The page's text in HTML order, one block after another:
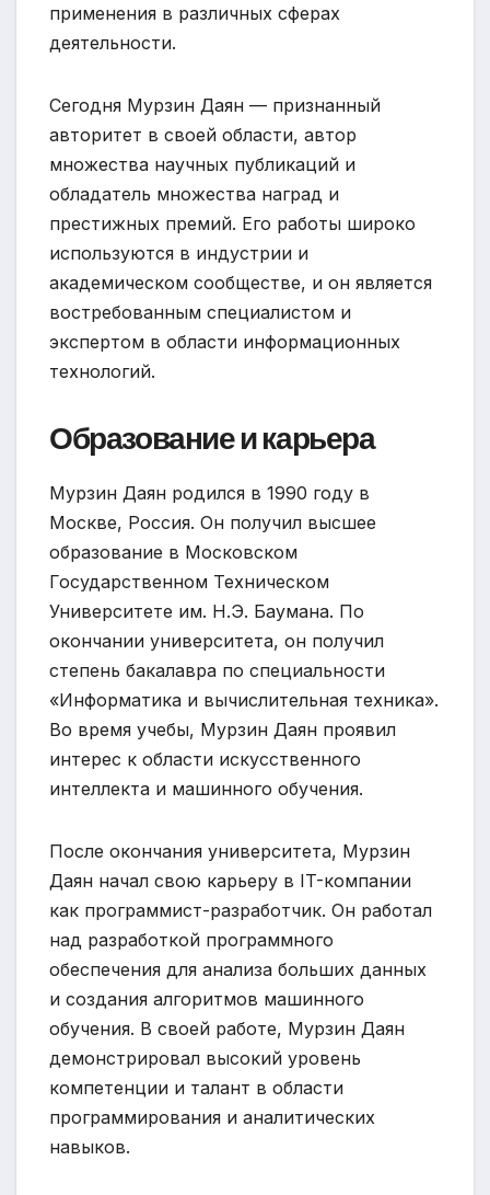
применения в различных сферах
деятельности.
Сегодня Мурзин Даян — признанный
авторитет в своей области, автор
множества научных публикаций и
обладатель множества наград и
престижных премий. Его работы широко
используются в индустрии и
академическом сообществе, и он является
востребованным специалистом и
экспертом в области информационных
технологий.
Образование и карьера
Мурзин Даян родился в 1990 году в
Москве, Россия. Он получил высшее
образование в Московском
Государственном Техническом
Университете им. Н.Э. Баумана. По
окончании университета, он получил
степень бакалавра по специальности
«Информатика и вычислительная техника».
Во время учебы, Мурзин Даян проявил
интерес к области искусственного
интеллекта и машинного обучения.
После окончания университета, Мурзин
Даян начал свою карьеру в IT-компании
как программист-разработчик. Он работал
над разработкой программного
обеспечения для анализа больших данных
и создания алгоритмов машинного
обучения. В своей работе, Мурзин Даян
демонстрировал высокий уровень
компетенции и талант в области
программирования и аналитических
навыков.